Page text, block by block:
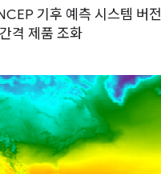
기후 예측 시스템 버전
격 제품 조화